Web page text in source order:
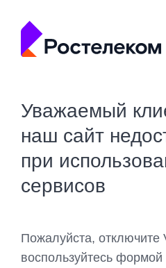
Уважаемый
наш сайт
при
сервисов
Пожалуйста, отключите
воспользуйтесь